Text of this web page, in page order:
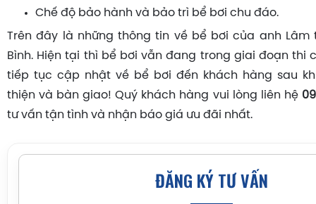
Chế độ bảo hành và bảo trì bể bơi chu đáo.
Trên đây là những thông tin về bể bơi của anh Lâm
Bình. Hiện tại thì bể bơi vẫn đang trong giai đoạn thi
tiếp tục cập nhật về bể bơi đến khách hàng sau
thiện và bàn giao! Quý khách hàng vui lòng liên hệ
tư vấn tận tình và nhận báo giá ưu đãi nhất.
ĐĂNG KÝ TƯ VẤN